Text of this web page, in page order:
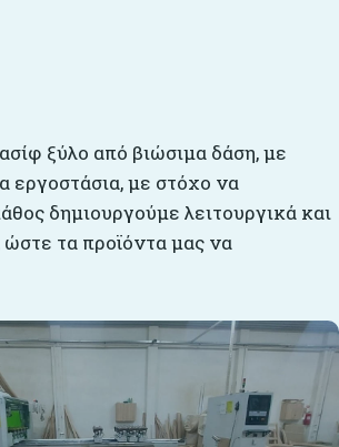
ξύλο από βιώσιμα δάση, με
εργοστάσια, με στόχο να
δημιουργούμε λειτουργικά και
τα προϊόντα μας να